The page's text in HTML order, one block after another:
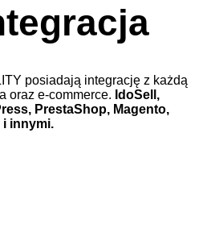
posiadają integrację z każdą
oraz e-commerce. IdoSell,
PrestaShop, Magento,
i innymi.